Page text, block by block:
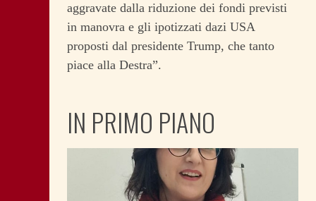
aggravate dalla riduzione dei fondi previsti
in manovra e gli ipotizzati dazi USA
proposti dal presidente Trump, che tanto
piace alla Destra”.
IN PRIMO PIANO